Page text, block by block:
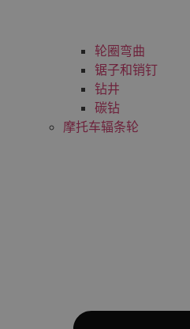
轮圈弯曲
锯子和销钉
钻井
碳钻
摩托车辐条轮